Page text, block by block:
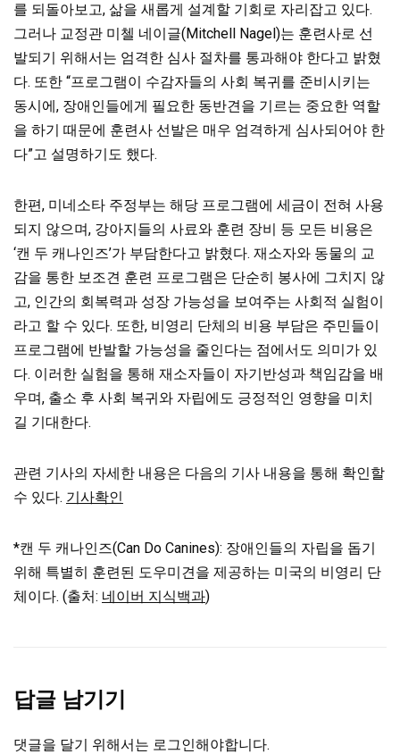
를 되돌아보고, 삶을 새롭게 설계할 기회로 자리잡고 있다.
그러나 교정관 미첼 네이글(Mitchell Nagel)는 훈련사로 선
발되기 위해서는 엄격한 심사 절차를 통과해야 한다고 밝혔
다. 또한 “프로그램이 수감자들의 사회 복귀를 준비시키는
동시에, 장애인들에게 필요한 동반견을 기르는 중요한 역할
을 하기 때문에 훈련사 선발은 매우 엄격하게 심사되어야 한
다”고 설명하기도 했다.
한편, 미네소타 주정부는 해당 프로그램에 세금이 전혀 사용
되지 않으며, 강아지들의 사료와 훈련 장비 등 모든 비용은
‘캔 두 캐나인즈’가 부담한다고 밝혔다. 재소자와 동물의 교
감을 통한 보조견 훈련 프로그램은 단순히 봉사에 그치지 않
고, 인간의 회복력과 성장 가능성을 보여주는 사회적 실험이
라고 할 수 있다. 또한, 비영리 단체의 비용 부담은 주민들이
프로그램에 반발할 가능성을 줄인다는 점에서도 의미가 있
다. 이러한 실험을 통해 재소자들이 자기반성과 책임감을 배
우며, 출소 후 사회 복귀와 자립에도 긍정적인 영향을 미치
길 기대한다.
관련 기사의 자세한 내용은 다음의 기사 내용을 통해 확인할
수 있다. 기사확인
*캔 두 캐나인즈(Can Do Canines): 장애인들의 자립을 돕기
위해 특별히 훈련된 도우미견을 제공하는 미국의 비영리 단
체이다. (출처: 네이버 지식백과)
답글 남기기
댓글을 달기 위해서는 로그인해야합니다.